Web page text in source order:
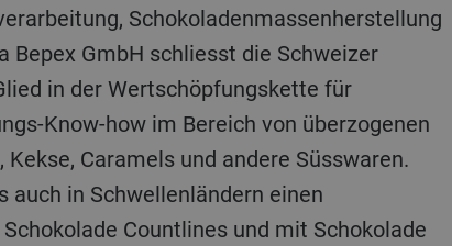
Schokoladenmassenherstellung
Bepex GmbH schliesst die Schweizer
in der Wertschöpfungskette für
Know-how im Bereich von überzogenen
Caramels und andere Süsswaren.
auch in Schwellenländern einen
Countlines und mit Schokolade